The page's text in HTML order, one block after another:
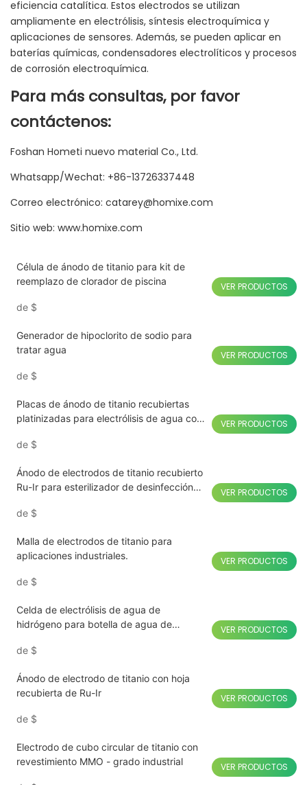
eficiencia catalítica. Estos electrodos se utilizan
ampliamente en electrólisis, síntesis electroquímica y
aplicaciones de sensores. Además, se pueden aplicar en
baterías químicas, condensadores electrolíticos y procesos
de corrosión electroquímica.
Para más consultas, por favor
contáctenos:
Foshan Hometi nuevo material Co., Ltd.
Whatsapp/Wechat: +86-13726337448
Correo electrónico: catarey@homixe.com
Sitio web: www.homixe.com
Célula de ánodo de titanio para kit de
reemplazo de clorador de piscina
de $
VER PRODUCTOS
Generador de hipoclorito de sodio para
tratar agua
de $
VER PRODUCTOS
Placas de ánodo de titanio recubiertas
platinizadas para electrólisis de agua con
de $
VER PRODUCTOS
Ánodo de electrodos de titanio recubierto
Ru-Ir para esterilizador de desinfección
de $
VER PRODUCTOS
Malla de electrodos de titanio para
aplicaciones industriales.
de $
VER PRODUCTOS
Celda de electrólisis de agua de
hidrógeno para botella de agua de
de $
VER PRODUCTOS
Ánodo de electrodo de titanio con hoja
recubierta de Ru-Ir
de $
VER PRODUCTOS
Electrodo de cubo circular de titanio con
revestimiento MMO - grado industrial
VER PRODUCTOS